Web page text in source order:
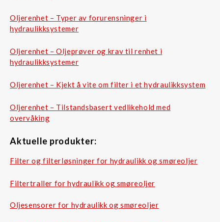
Oljerenhet – Typer av forurensninger i
hydraulikksystemer
Oljerenhet – Oljeprøver og krav til renhet i
hydraulikksystemer
Oljerenhet – Kjekt å vite om filter i et hydraulikksystem
Oljerenhet – Tilstandsbasert vedlikehold med
overvåking
Aktuelle produkter:
Filter og filterløsninger for hydraulikk og smøreoljer
Filtertraller for hydraulikk og smøreoljer
Oljesensorer for hydraulikk og smøreoljer